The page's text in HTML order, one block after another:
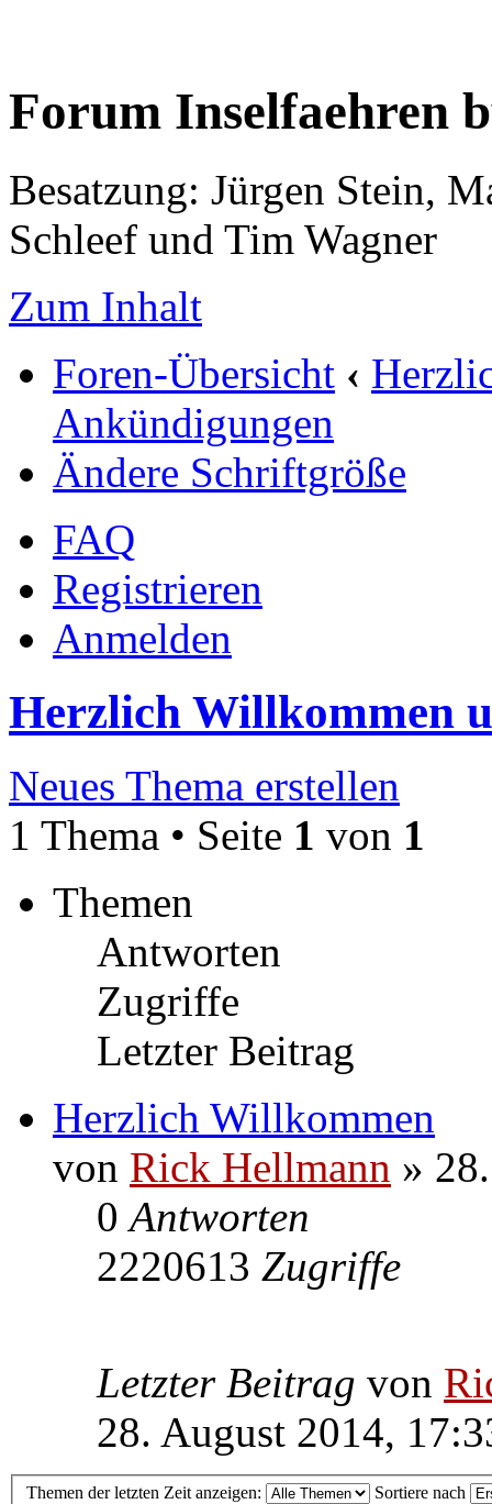
Forum Inselfaehren
Besatzung: Jürgen Stein,
Schleef und Tim Wagner
Zum Inhalt
Foren-Übersicht ‹
Ankündigungen
Ändere Schriftgröße
FAQ
Registrieren
Anmelden
Herzlich Willkommen
Neues Thema erstellen
1 Thema • Seite 1 von 1
Themen
Antworten
Zugriffe
Letzter Beitrag
Herzlich Willkommen
von Rick Hellmann »
0Antworten
2220613 Zugriffe
Letzter Beitrag von
28. August 2014,
Themen der letzten Zeit anzeigen: Sortiere nach